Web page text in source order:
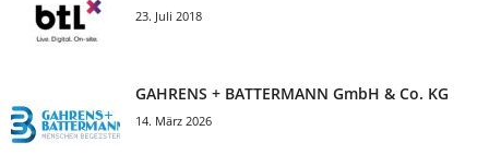
23. Juli 2018
GAHRENS + BATTERMANN GmbH & Co. KG
14. März 2026